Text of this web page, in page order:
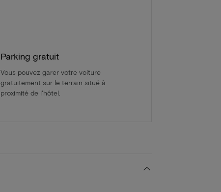
Parking gratuit
Vous pouvez garer votre voiture
gratuitement sur le terrain situé à
proximité de l'hôtel.